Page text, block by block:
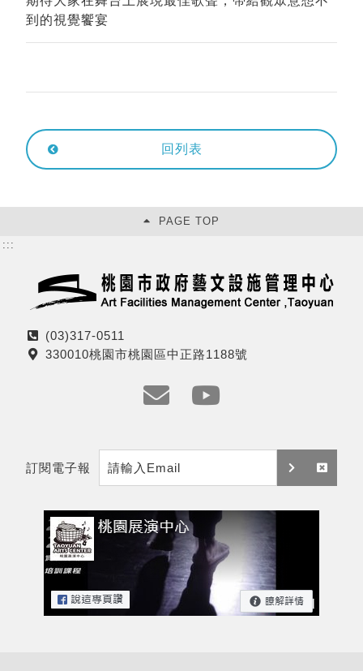
到的視覺饗宴
回列表
PAGE TOP
:::
電
話
(03)317-0511
地
330010桃園市桃園區中正路1188號
m
a
i
l
t
訂閱電子報
訂 取